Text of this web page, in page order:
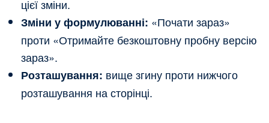
цієї зміни.
Зміни у формулюванні: «Почати зараз»
проти «Отримайте безкоштовну пробну версію
зараз».
Розташування: вище згину проти нижчого
розташування на сторінці.